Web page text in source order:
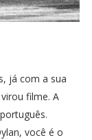
já com a sua
filme. A
você é o